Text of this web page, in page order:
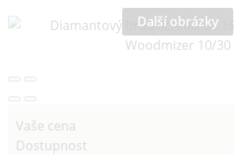
Další obrázky
Vaše cena
Dostupnost